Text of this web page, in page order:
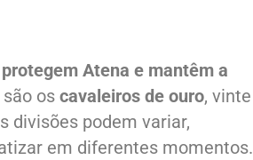
Atena e mantêm a
os cavaleiros de ouro, vinte
divisões podem variar,
em diferentes momentos.